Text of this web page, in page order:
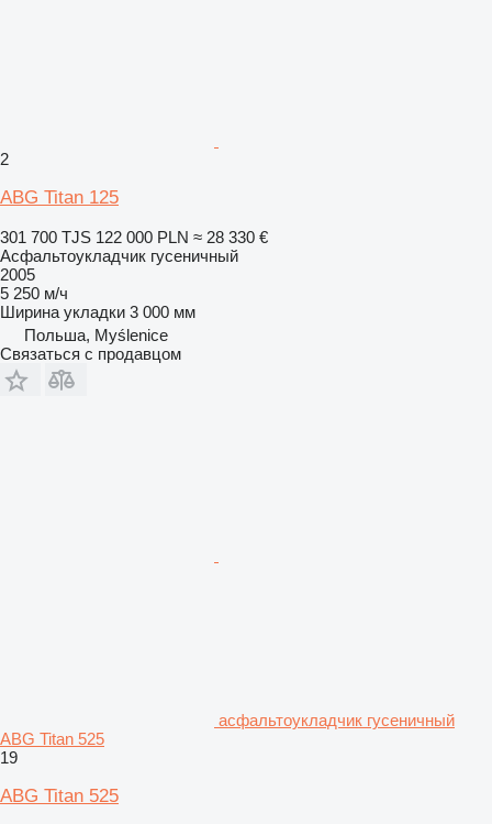
2
ABG Titan 125
301 700 TJS 122 000 PLN ≈ 28 330 €
Асфальтоукладчик гусеничный
2005
5 250 м/ч
Ширина укладки 3 000 мм
Польша, Myślenice
Связаться с продавцом
асфальтоукладчик гусеничный
ABG Titan 525
19
ABG Titan 525